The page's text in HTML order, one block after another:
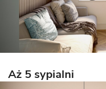
Aż 5 sypialni